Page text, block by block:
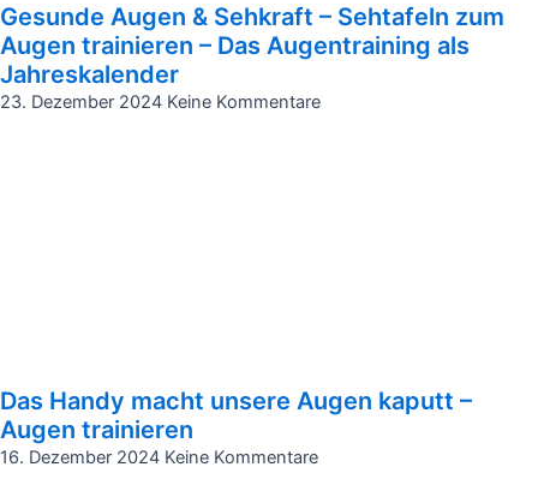
Gesunde Augen & Sehkraft – Sehtafeln zum
Augen trainieren – Das Augentraining als
Jahreskalender
23. Dezember 2024 Keine Kommentare
Das Handy macht unsere Augen kaputt –
Augen trainieren
16. Dezember 2024 Keine Kommentare